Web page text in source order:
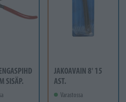
SISÄP.
JAKOAVAIN 8' 15
AST.
Varastossa